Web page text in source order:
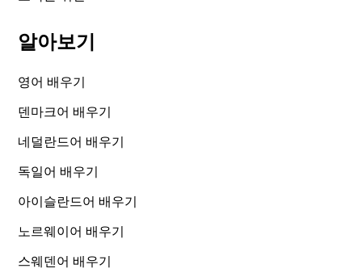
알아보기
영어 배우기
덴마크어 배우기
네덜란드어 배우기
독일어 배우기
아이슬란드어 배우기
노르웨이어 배우기
스웨덴어 배우기